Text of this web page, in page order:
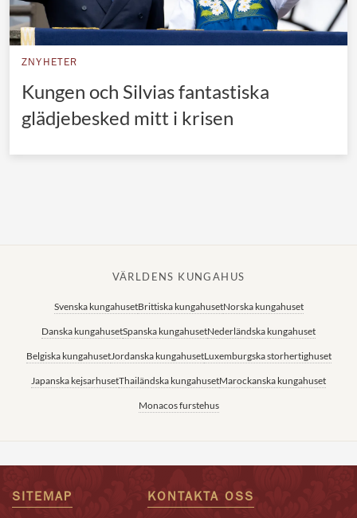
ZNYHETER
Kungen och Silvias fantastiska
glädjebesked mitt i krisen
VÄRLDENS KUNGAHUS
Svenska kungahusetBrittiska kungahusetNorska kungahuset
Danska kungahusetSpanska kungahusetNederländska kungahuset
Belgiska kungahusetJordanska kungahusetLuxemburgska storhertighuset
Japanska kejsarhusetThailändska kungahusetMarockanska kungahuset
Monacos furstehus
SITEMAP KONTAKTA OSS